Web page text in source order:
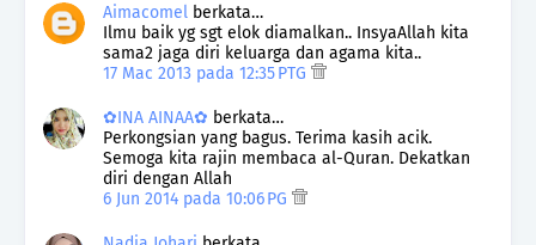
Aimacomel berkata…
Ilmu baik yg sgt elok diamalkan.. InsyaAllah kita
sama2 jaga diri keluarga dan agama kita..
17 Mac 2013 pada 12:35 PTG
✿INA AINAA✿ berkata…
Perkongsian yang bagus. Terima kasih acik.
Semoga kita rajin membaca al-Quran. Dekatkan
diri dengan Allah
6 Jun 2014 pada 10:06 PG